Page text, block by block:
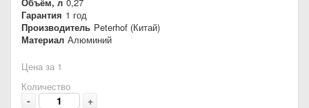
Гарантия 1 год
Производитель Peterhof (Китай)
Материал Алюминий
Цена за 1
Количество
- +